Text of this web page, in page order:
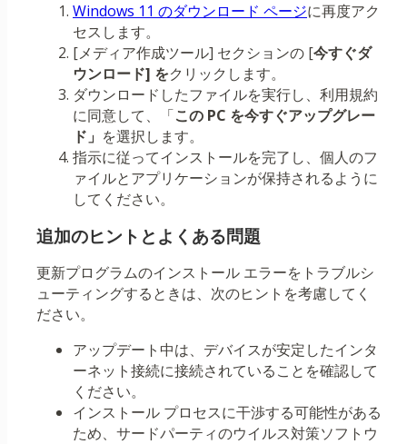
Windows 11 のダウンロード ページに再度アク
セスします。
[メディア作成ツール] セクションの [今すぐダ
ウンロード] をクリックします。
ダウンロードしたファイルを実行し、利用規約
に同意して、「この PC を今すぐアップグレー
ド」 を選択します。
指示に従ってインストールを完了し、個人のフ
ァイルとアプリケーションが保持されるように
してください。
追加のヒントとよくある問題
更新プログラムのインストール エラーをトラブルシ
ューティングするときは、次のヒントを考慮してく
ださい。
アップデート中は、デバイスが安定したインタ
ーネット接続に接続されていることを確認して
ください。
インストール プロセスに干渉する可能性がある
ため、サードパーティのウイルス対策ソフトウ